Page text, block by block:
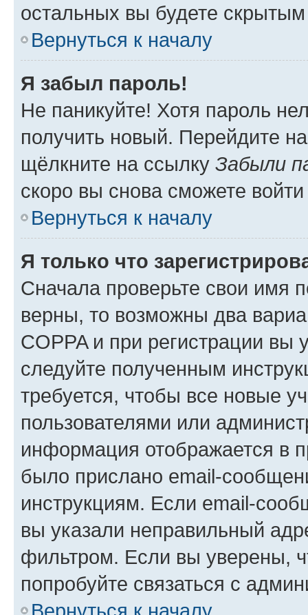
остальных вы будете
Вернуться к началу
Я забыл пароль!
Не паникуйте! Хотя пароль
получить новый. Перейдите
щёлкните на ссылку Забыли
скоро вы снова сможете
Вернуться к началу
Я только что
Сначала проверьте свои имя
верны, то возможны два
COPPA и при регистрации вы
следуйте полученным
требуется, чтобы все новые
пользователями или
информация отображается в
было прислано email-
инструкциям. Если email-
вы указали неправильный
фильтром. Если вы уверены,
попробуйте связаться с
Вернуться к началу